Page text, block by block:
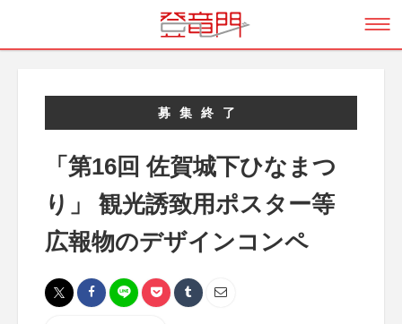
募集終了
「第16回 佐賀城下ひなまつ
り」 観光誘致用ポスター等
広報物のデザインコンペ